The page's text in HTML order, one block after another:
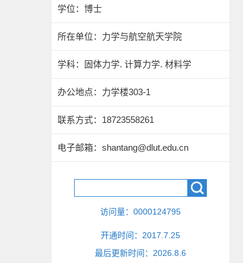
学位：博士
所在单位：力学与航空航天学院
学科：固体力学. 计算力学. 材料学
办公地点：力学楼303-1
联系方式： 18723558261
电子邮箱： shantang@dlut.edu.cn
访问量： 0000124795
开通时间： 2017 7 25
最后更新时间： 2026 8 6